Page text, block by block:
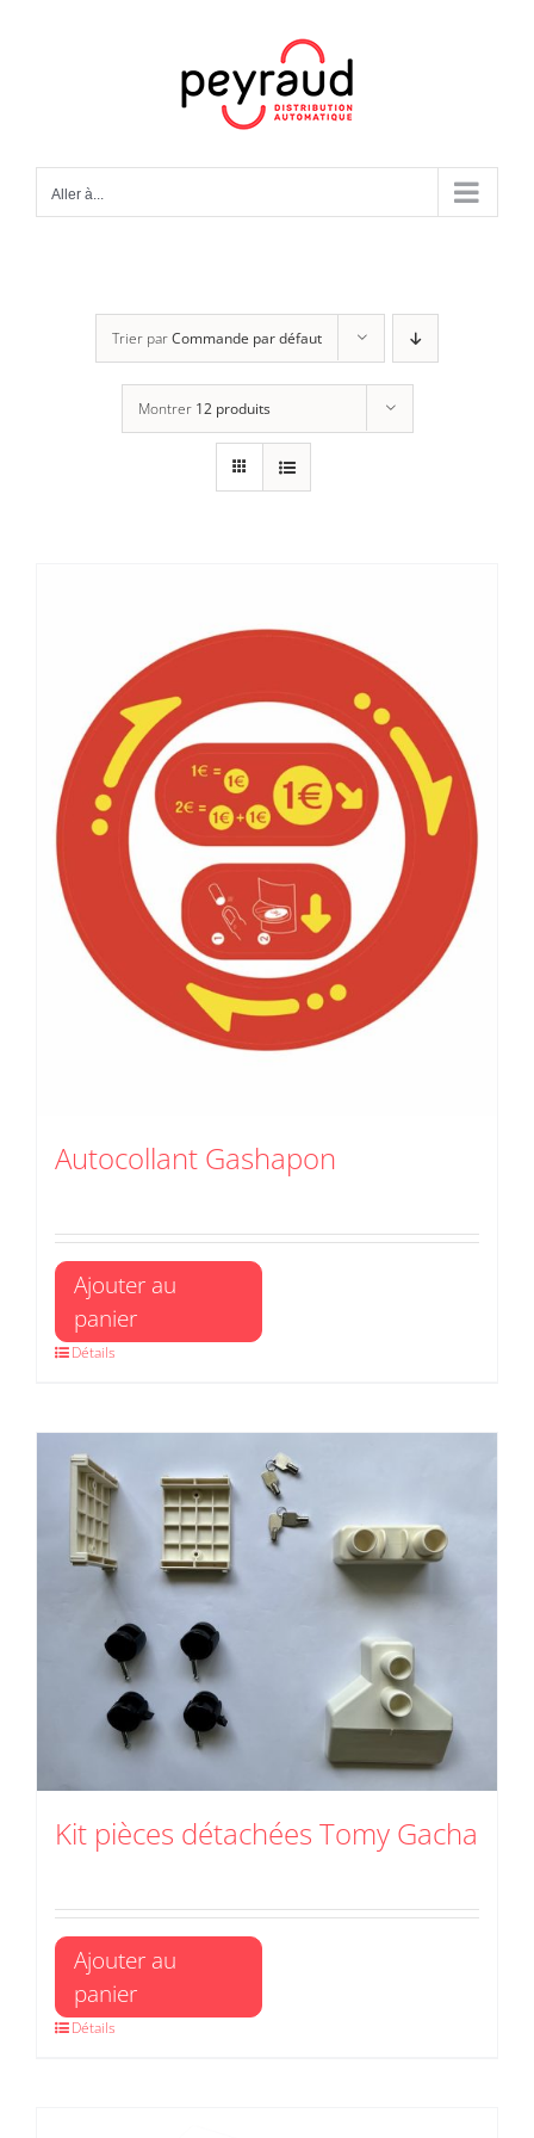
Aller à...
Trier parCommande par défaut
Montrer 12 produits
Autocollant Gashapon
Ajouter au
panier
Détails
Kit pièces détachées Tomy Gacha
Ajouter au
panier
Détails